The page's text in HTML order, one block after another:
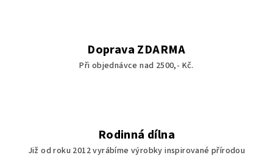
Doprava ZDARMA
Při objednávce nad 2500,- Kč.
Rodinná dílna
Již od roku 2012 vyrábíme výrobky inspirované přírodou